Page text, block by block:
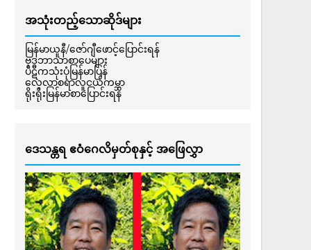
အသုံးတည့်သောဆိုဒ်များ
မြန်မာယူနီ/ဇော်ဂျီဖောင့်ပြောင်းရန်
ဗုဒ္ဓဘာသာစာပေများ
ပိဋကသုံးပုံမြန်မာပြန်
လေ့လာစရာလူငယ်ကမ္ဘာ
ရိုးရိုးမြန်မာစာပြောင်းရန်
ဒေသန္တရ ဧဝံဂေလိမှတ်စုနှင့် အဖြေလွှာ